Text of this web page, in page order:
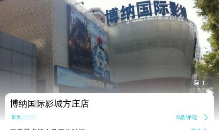
 1
博纳国际影城方庄店
暂无点评 0条评论 